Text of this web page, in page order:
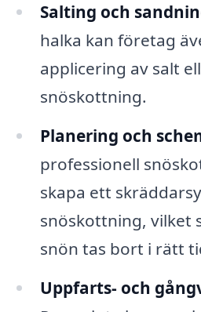
Salting och
halka kan företag
applicering av salt
snöskottning.
Planering och
professionell
skapa ett
snöskottning, vilket
snön tas bort i rätt
Uppfarts- och